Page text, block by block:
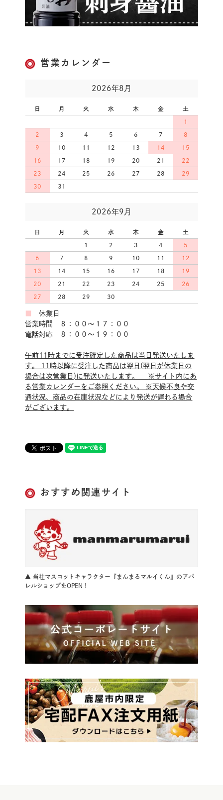
営業カレンダー
2026年8月
日 月 火 水 木 金 土
1
2 3 4 5 6 7 8
9 10 11 12 13 14 15
16 17 18 19 20 21 22
23 24 25 26 27 28 29
30 31
2026年9月
日 月 火 水 木 金 土
1 2 3 4 5
6 7 8 9 10 11 12
13 14 15 16 17 18 19
20 21 22 23 24 25 26
27 28 29 30
休業日
営業時間 ８：００～１７：００
電話対応 ８：００～１９：００
午前11時までに受注確定した商品は当日発送いたしま
す。 11時以降に受注した商品は翌日(翌日が休業日の
場合は次営業日)に発送いたします。 ※サイト内にあ
る営業カレンダーをご参照ください。 ※天候不良や交
通状況、商品の在庫状況などにより発送が遅れる場合
がございます。
おすすめ関連サイト
▲ 当社マスコットキャラクター『まんまるマルイくん』のアパ
レルショップをOPEN！